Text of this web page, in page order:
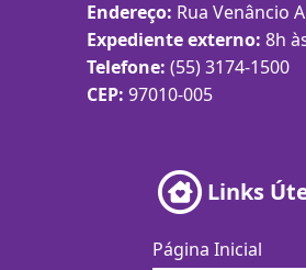
Endereço: Rua Venâncio
Expediente externo: 8h
Telefone: (55) 3174-1500
CEP: 97010-005
Links
Página Inicial